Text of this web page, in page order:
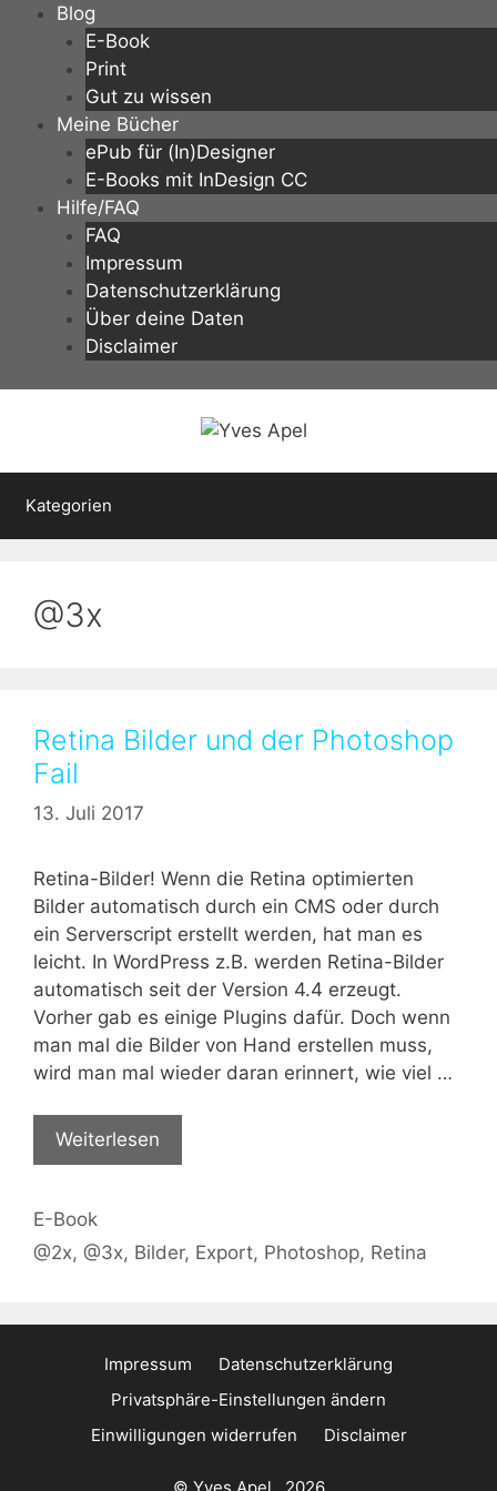
Zum
springen
Blog
E-Book
Print
Gut zu wissen
Meine Bücher
ePub für (In)Designer
E-Books mit InDesign CC
Hilfe/FAQ
FAQ
Impressum
Datenschutzerklärung
Über deine Daten
Disclaimer
Kategorien
@3x
Retina Bilder und der Photoshop
Fail
13. Juli 2017
Retina-Bilder! Wenn die Retina optimierten
Bilder automatisch durch ein CMS oder durch
ein Serverscript erstellt werden, hat man es
leicht. In WordPress z.B. werden Retina-Bilder
automatisch seit der Version 4.4 erzeugt.
Vorher gab es einige Plugins dafür. Doch wenn
man mal die Bilder von Hand erstellen muss,
wird man mal wieder daran erinnert, wie viel …
Weiterlesen
Kategorien
E-Book
Schlagwörter
@2x, @3x, Bilder, Export, Photoshop, Retina
Impressum
Datenschutzerklärung
Privatsphäre-Einstellungen ändern
Einwilligungen widerrufen
Disclaimer